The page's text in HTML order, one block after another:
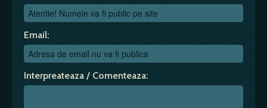
Email:
Interpreateaza / Comenteaza: